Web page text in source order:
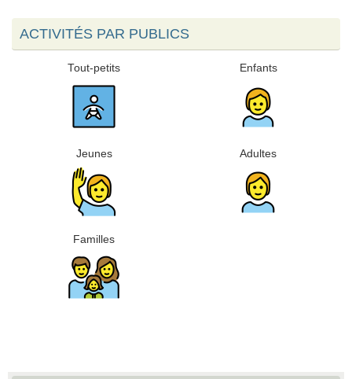
ACTIVITÉS PAR PUBLICS
Tout-petits Enfants
Jeunes Adultes
Familles